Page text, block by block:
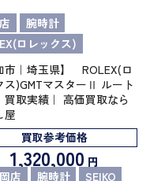
腕時計
ロレックス)
市｜埼玉県】 ROLEX(ロ
ス)GMTマスターⅡ ルート
取実績｜ 高価買取なら
屋
買取参考価格
1,320,000 円
店 腕時計
SEIKO